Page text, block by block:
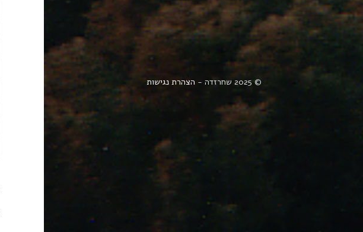
© 2025 שחרזדה - הצהרת נגישות